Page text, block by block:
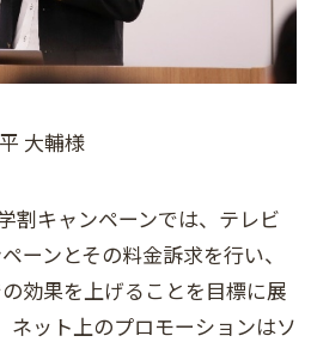
大輔様
割キャンペーンでは、テレビ
ーンとその料金訴求を行い、
効果を上げることを目標に展
ネット上のプロモーションはソ